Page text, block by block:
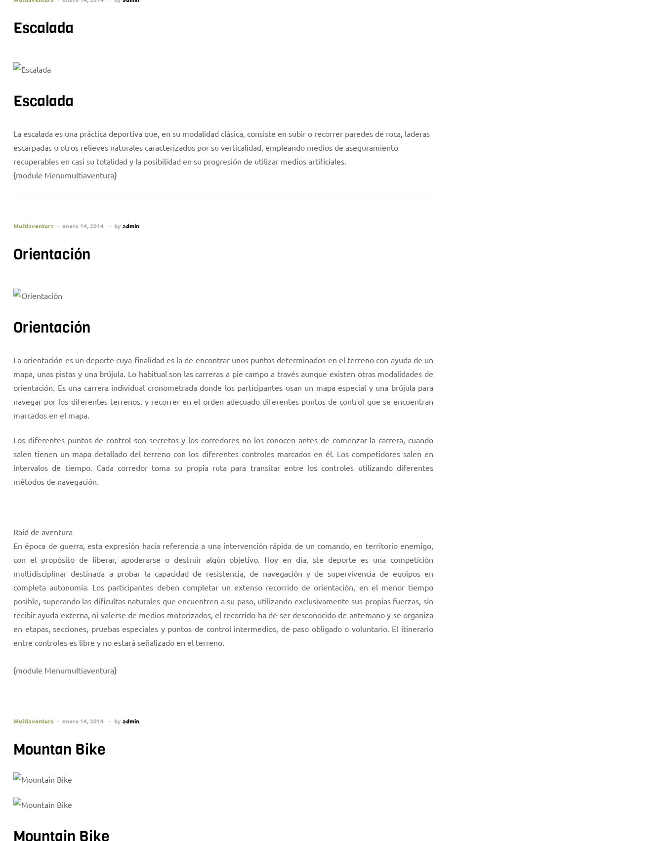
Escalada
Escalada
La escalada es una práctica deportiva que, en su modalidad clásica, consiste en subir o recorrer paredes de roca, laderas
escarpadas u otros relieves naturales caracterizados por su verticalidad, empleando medios de aseguramiento
recuperables en casi su totalidad y la posibilidad en su progresión de utilizar medios artificiales.
{module Menumultiaventura}
Multiaventura enero 14, 2014 by admin
Orientación
Orientación
La orientación es un deporte cuya finalidad es la de encontrar unos puntos determinados en el terreno con ayuda de un
mapa, unas pistas y una brújula. Lo habitual son las carreras a pie campo a través aunque existen otras modalidades de
orientación. Es una carrera individual cronometrada donde los participantes usan un mapa especial y una brújula para
navegar por los diferentes terrenos, y recorrer en el orden adecuado diferentes puntos de control que se encuentran
marcados en el mapa.
Los diferentes puntos de control son secretos y los corredores no los conocen antes de comenzar la carrera, cuando
salen tienen un mapa detallado del terreno con los diferentes controles marcados en él. Los competidores salen en
intervalos de tiempo. Cada corredor toma su propia ruta para transitar entre los controles utilizando diferentes
métodos de navegación.
Raid de aventura
En época de guerra, esta expresión hacía referencia a una intervención rápida de un comando, en territorio enemigo,
con el propósito de liberar, apoderarse o destruir algún objetivo. Hoy en dia, ste deporte es una competición
multidisciplinar destinada a probar la capacidad de resistencia, de navegación y de supervivencia de equipos en
completa autonomía. Los participantes deben completar un extenso recorrido de orientación, en el menor tiempo
posible, superando las dificultas naturales que encuentren a su paso, utilizando exclusivamente sus propias fuerzas, sin
recibir ayuda externa, ni valerse de medios motorizados, el recorrido ha de ser desconocido de antemano y se organiza
en etapas, secciones, pruebas especiales y puntos de control intermedios, de paso obligado o voluntario. El itinerario
entre controles es libre y no estará señalizado en el terreno.
{module Menumultiaventura}
Multiaventura enero 14, 2014 by admin
Mountan Bike
Mountain Bike